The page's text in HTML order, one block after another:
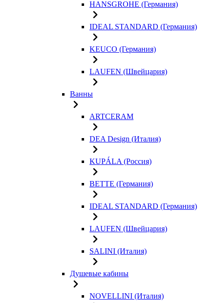
HANSGROHE (Германия)
IDEAL STANDARD (Германия)
KEUCO (Германия)
LAUFEN (Швейцария)
Ванны
ARTCERAM
DEA Design (Италия)
KUPÁLA (Россия)
BETTE (Германия)
IDEAL STANDARD (Германия)
LAUFEN (Швейцария)
SALINI (Италия)
Душевые кабины
NOVELLINI (Италия)